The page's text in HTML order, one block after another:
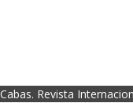
Cabas. Revista